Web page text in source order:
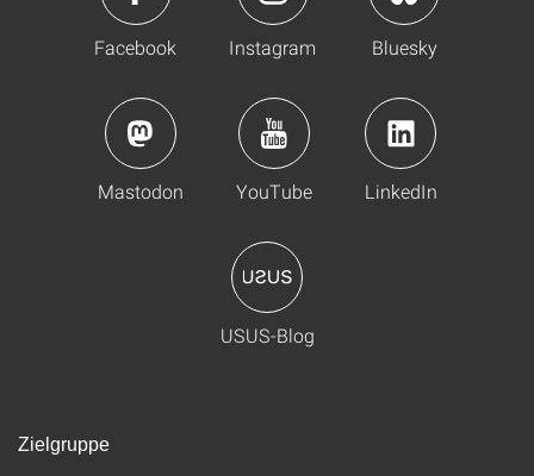
Facebook Instagram Bluesky
Mastodon YouTube LinkedIn
USUS-Blog
Zielgruppe